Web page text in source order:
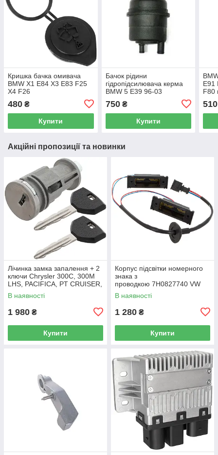
Кришка бачка омивача
BMW X1 E84 X3 E83 F25
X4 F26
480 ₴
Купити
Бачок рідини
гідропідсилювача керма
BMW 5 E39 96-03
750₴
Купити
E91
F80
510
Акційні пропозиції та новинки
Лічинка замка запалення + 2
ключи Chrysler 300C, 300M
LHS, PACIFICA, PT CRUISER,
SEBRING 5003843AB
В наявності
1 980 ₴
Купити
Корпус підсвітки номерного
знака з
проводкою 7H0827740 VW
Caddy III (2K) 2004-2015
/ Caddy IV (SA) 2016-
В наявності
1 280 ₴
Купити